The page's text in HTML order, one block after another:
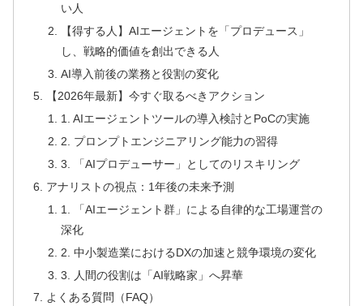
い人
【得する人】AIエージェントを「プロデュース」
し、戦略的価値を創出できる人
AI導入前後の業務と役割の変化
【2026年最新】今すぐ取るべきアクション
1. AIエージェントツールの導入検討とPoCの実施
2. プロンプトエンジニアリング能力の習得
3. 「AIプロデューサー」としてのリスキリング
アナリストの視点：1年後の未来予測
1. 「AIエージェント群」による自律的な工場運営の
深化
2. 中小製造業におけるDXの加速と競争環境の変化
3. 人間の役割は「AI戦略家」へ昇華
よくある質問（FAQ）